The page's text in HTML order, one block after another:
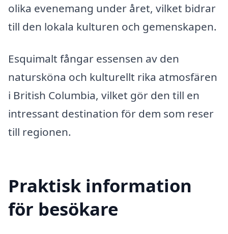
olika evenemang under året, vilket bidrar
till den lokala kulturen och gemenskapen.
Esquimalt fångar essensen av den
natursköna och kulturellt rika atmosfären
i British Columbia, vilket gör den till en
intressant destination för dem som reser
till regionen.
Praktisk information
för besökare